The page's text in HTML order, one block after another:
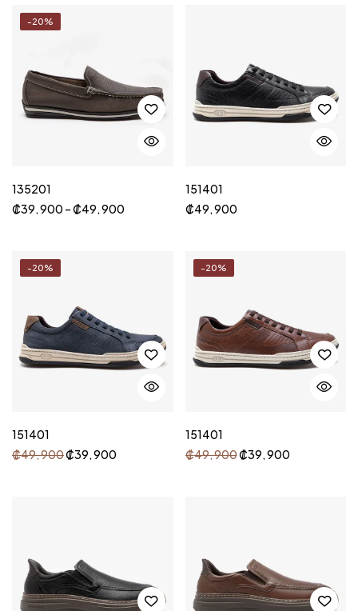
-20%
135201
₡39, 900 –₡49, 900
151401
₡49, 900
-20%
151401
₡49, 900₡39, 900
-20%
151401
₡49, 900₡39, 900